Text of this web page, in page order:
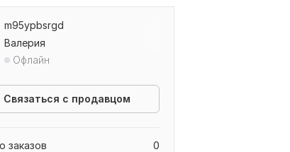
m95ypbsrgd
Валерия
Офлайн
Связаться с продавцом
0
заказов